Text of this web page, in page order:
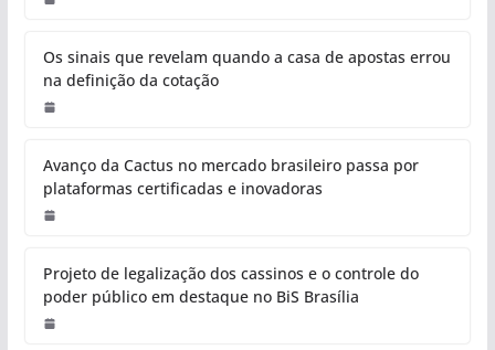
Os sinais que revelam quando a casa de apostas errou
na definição da cotação
Avanço da Cactus no mercado brasileiro passa por
plataformas certificadas e inovadoras
Projeto de legalização dos cassinos e o controle do
poder público em destaque no BiS Brasília